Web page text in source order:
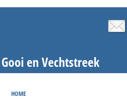
Gooi en Vechtstreek
HOME